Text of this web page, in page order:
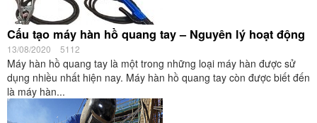
Cấu tạo máy hàn hồ quang tay – Nguyên lý hoạt động
13/08/2020 5112
Máy hàn hồ quang tay là một trong những loại máy hàn được sử
dụng nhiều nhất hiện nay. Máy hàn hồ quang tay còn được biết đến
là máy hàn...